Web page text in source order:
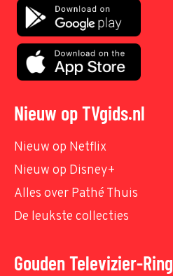
Nieuw op TVgids.nl
Nieuw op Netflix
Nieuw op Disney+
Alles over Pathé Thuis
De leukste collecties
Gouden Televizier-Ring